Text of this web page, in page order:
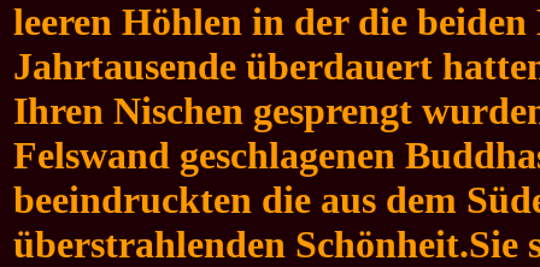
leeren Höhlen in der die
Jahrtausende überdauert
Ihren Nischen gesprengt
Felswand geschlagenen
beeindruckten die aus dem
überstrahlenden Schönheit.Sie